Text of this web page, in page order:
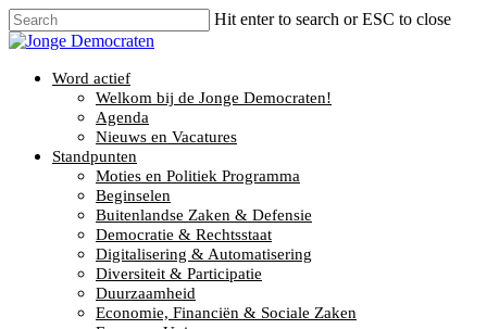
Hit enter to search or ESC to close
Word actief
Welkom bij de Jonge Democraten!
Agenda
Nieuws en Vacatures
Standpunten
Moties en Politiek Programma
Beginselen
Buitenlandse Zaken & Defensie
Democratie & Rechtsstaat
Digitalisering & Automatisering
Diversiteit & Participatie
Duurzaamheid
Economie, Financiën & Sociale Zaken